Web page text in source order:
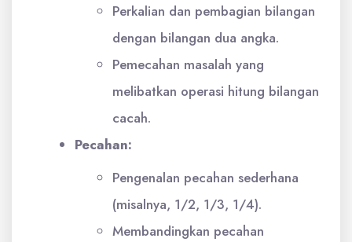
Perkalian dan pembagian bilangan
dengan bilangan dua angka.
Pemecahan masalah yang
melibatkan operasi hitung bilangan
cacah.
Pecahan:
Pengenalan pecahan sederhana
(misalnya, 1/2, 1/3, 1/4).
Membandingkan pecahan